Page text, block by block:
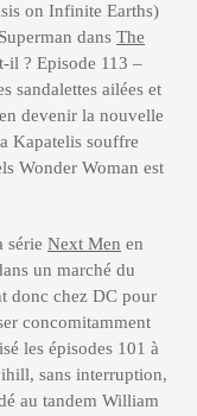
on Infinite Earths)
dans The
il ? Episode 113 –
sandalettes ailées et
devenir la nouvelle
Kapatelis souffre
Wonder Woman est
série Next Men en
un marché du
donc chez DC pour
concomitamment
les épisodes 101 à
sans interruption,
au tandem William